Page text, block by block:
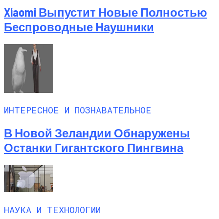
Xiaomi Выпустит Новые Полностью
Беспроводные Наушники
ИНТЕРЕСНОЕ И ПОЗНАВАТЕЛЬНОЕ
В Новой Зеландии Обнаружены
Останки Гигантского Пингвина
НАУКА И ТЕХНОЛОГИИ